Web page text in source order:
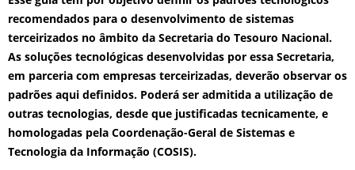
recomendados para o desenvolvimento de sistemas
terceirizados no âmbito da Secretaria do Tesouro Nacional.
As soluções tecnológicas desenvolvidas por essa Secretaria,
em parceria com empresas terceirizadas, deverão observar os
padrões aqui definidos. Poderá ser admitida a utilização de
outras tecnologias, desde que justificadas tecnicamente, e
homologadas pela Coordenação-Geral de Sistemas e
Tecnologia da Informação (COSIS).